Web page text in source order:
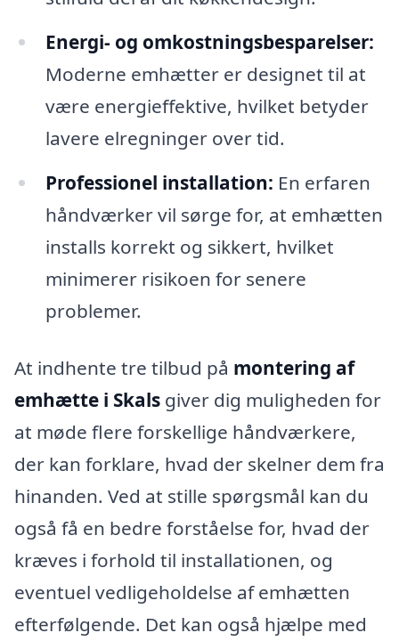
Energi- og omkostningsbesparelser:
Moderne emhætter er designet til at
være energieffektive, hvilket betyder
lavere elregninger over tid.
Professionel installation: En erfaren
håndværker vil sørge for, at emhætten
installs korrekt og sikkert, hvilket
minimerer risikoen for senere
problemer.
At indhente tre tilbud på montering af
emhætte i Skals giver dig muligheden for
at møde flere forskellige håndværkere,
der kan forklare, hvad der skelner dem fra
hinanden. Ved at stille spørgsmål kan du
også få en bedre forståelse for, hvad der
kræves i forhold til installationen, og
eventuel vedligeholdelse af emhætten
efterfølgende. Det kan også hjælpe med